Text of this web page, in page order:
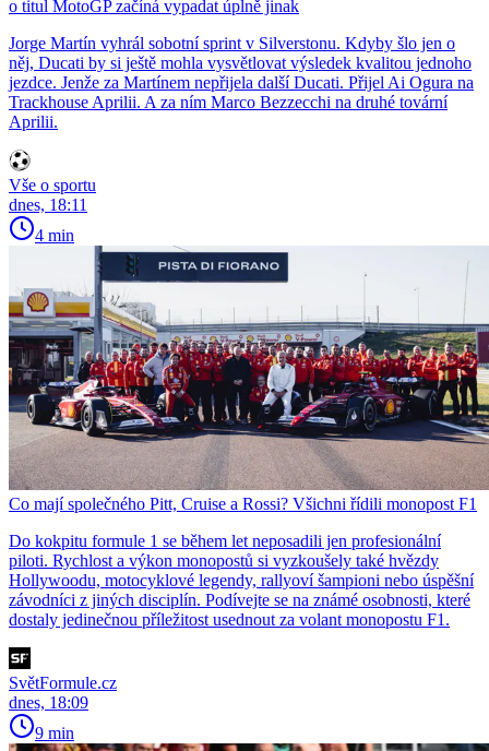
o titul MotoGP začíná vypadat úplně jinak
Jorge Martín vyhrál sobotní sprint v Silverstonu. Kdyby šlo jen o
něj, Ducati by si ještě mohla vysvětlovat výsledek kvalitou jednoho
jezdce. Jenže za Martínem nepřijela další Ducati. Přijel Ai Ogura na
Trackhouse Aprilii. A za ním Marco Bezzecchi na druhé tovární
Aprilii.
Vše o sportu
dnes, 18:11
4 min
Co mají společného Pitt, Cruise a Rossi? Všichni řídili monopost F1
Do kokpitu formule 1 se během let neposadili jen profesionální
piloti. Rychlost a výkon monopostů si vyzkoušely také hvězdy
Hollywoodu, motocyklové legendy, rallyoví šampioni nebo úspěšní
závodníci z jiných disciplín. Podívejte se na známé osobnosti, které
dostaly jedinečnou příležitost usednout za volant monopostu F1.
SvětFormule.cz
dnes, 18:09
9 min